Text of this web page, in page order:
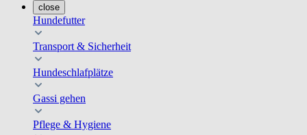
close
Hundefutter
Transport & Sicherheit
Hundeschlafplätze
Gassi gehen
Pflege & Hygiene